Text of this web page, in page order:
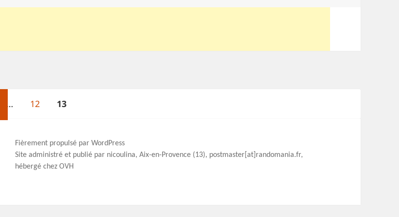
… Page
12 PAGE
13
Fièrement propulsé par WordPress
Site administré et publié par nicoulina, Aix-en-Provence (13), postmaster[at]randomania.fr,
hébergé chez OVH